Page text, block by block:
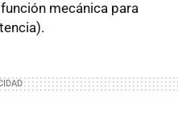
mecánica para